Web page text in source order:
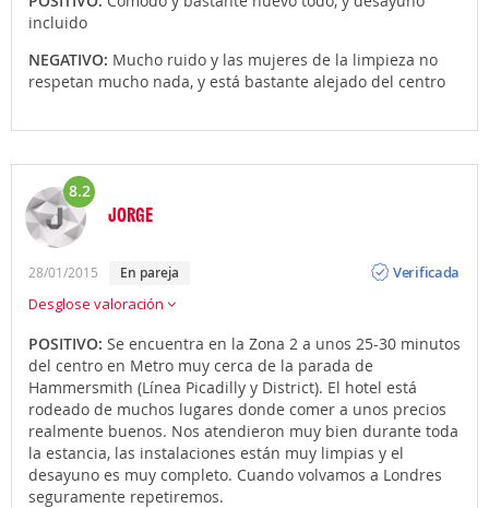
incluido
NEGATIVO: Mucho ruido y las mujeres de la limpieza no
respetan mucho nada, y está bastante alejado del centro
8.2
JORGE
28/01/2015 en pareja
Verificada
Desglose valoración
POSITIVO: Se encuentra en la Zona 2 a unos 25-30 minutos
del centro en Metro muy cerca de la parada de
Hammersmith (Línea Picadilly y District). El hotel está
rodeado de muchos lugares donde comer a unos precios
realmente buenos. Nos atendieron muy bien durante toda
la estancia, las instalaciones están muy limpias y el
desayuno es muy completo. Cuando volvamos a Londres
seguramente repetiremos.